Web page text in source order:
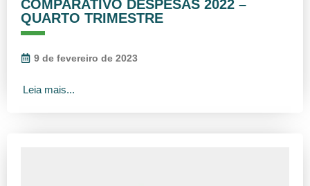
COMPARATIVO DESPESAS 2022 –
QUARTO TRIMESTRE
9 de fevereiro de 2023
Leia mais...